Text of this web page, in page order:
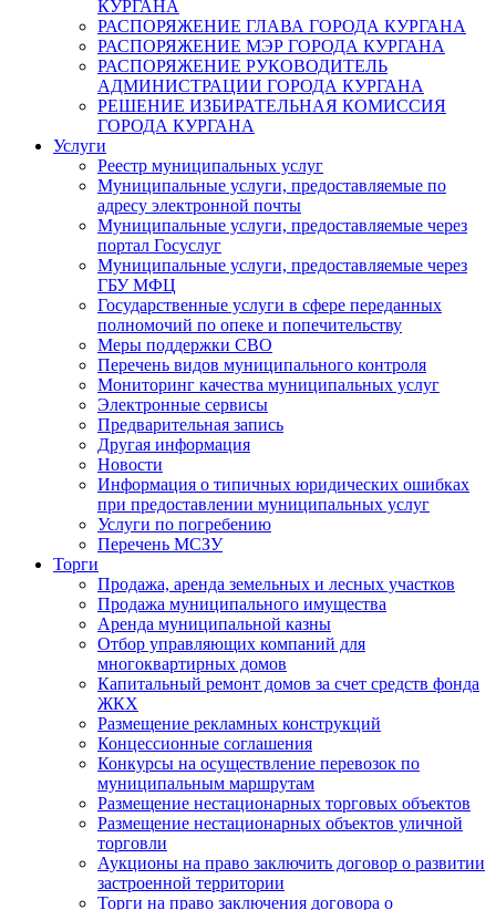
КУРГАНА
РАСПОРЯЖЕНИЕ ГЛАВА ГОРОДА КУРГАНА
РАСПОРЯЖЕНИЕ МЭР ГОРОДА КУРГАНА
РАСПОРЯЖЕНИЕ РУКОВОДИТЕЛЬ
АДМИНИСТРАЦИИ ГОРОДА КУРГАНА
РЕШЕНИЕ ИЗБИРАТЕЛЬНАЯ КОМИССИЯ
ГОРОДА КУРГАНА
Услуги
Реестр муниципальных услуг
Муниципальные услуги, предоставляемые по
адресу электронной почты
Муниципальные услуги, предоставляемые через
портал Госуслуг
Муниципальные услуги, предоставляемые через
ГБУ МФЦ
Государственные услуги в сфере переданных
полномочий по опеке и попечительству
Меры поддержки СВО
Перечень видов муниципального контроля
Мониторинг качества муниципальных услуг
Электронные сервисы
Предварительная запись
Другая информация
Новости
Информация о типичных юридических ошибках
при предоставлении муниципальных услуг
Услуги по погребению
Перечень МСЗУ
Торги
Продажа, аренда земельных и лесных участков
Продажа муниципального имущества
Аренда муниципальной казны
Отбор управляющих компаний для
многоквартирных домов
Капитальный ремонт домов за счет средств фонда
ЖКХ
Размещение рекламных конструкций
Концессионные соглашения
Конкурсы на осуществление перевозок по
муниципальным маршрутам
Размещение нестационарных торговых объектов
Размещение нестационарных объектов уличной
торговли
Аукционы на право заключить договор о развитии
застроенной территории
Торги на право заключения договора о